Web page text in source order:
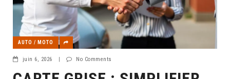
AUTO / MOTO
juin 6, 2026 No Comments